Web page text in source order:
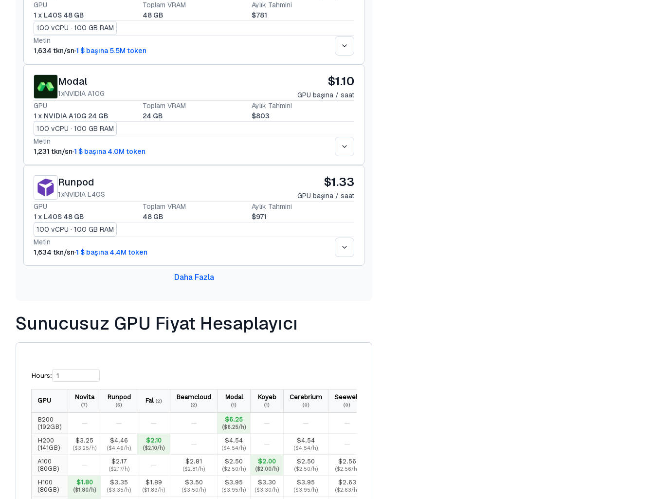
GPU
1 x L40S 48 GB
Toplam VRAM
48 GB
Aylık Tahmini
$781
100 vCPU · 100 GB RAM
Metin
1,634 tkn/sn 1 $ başına 5.5M token
Modal
1xNVIDIA A10G
$1.10
GPU başına / saat
GPU
1 x NVIDIA A10G 24 GB
Toplam VRAM
24 GB
Aylık Tahmini
$803
100 vCPU · 100 GB RAM
Metin
1,231 tkn/sn 1 $ başına 4.0M token
Runpod
1xNVIDIA L40S
$1.33
GPU başına / saat
GPU
1 x L40S 48 GB
Toplam VRAM
48 GB
Aylık Tahmini
$971
100 vCPU · 100 GB RAM
Metin
1,634 tkn/sn 1 $ başına 4.4M token
Daha Fazla
Sunucusuz GPU Fiyat Hesaplayıcı